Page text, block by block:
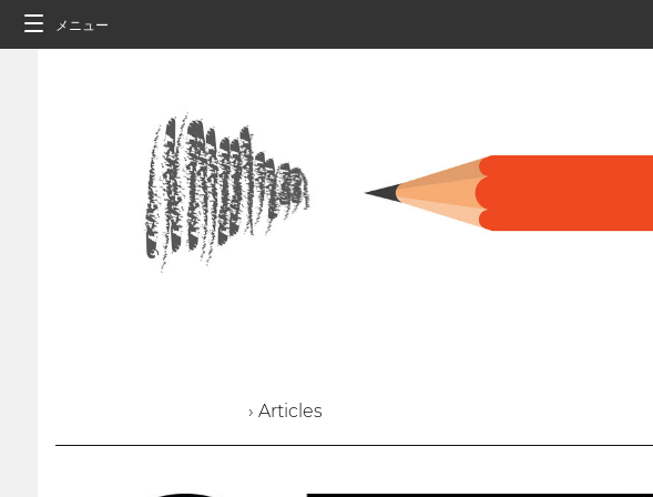
メニュー
› Articles